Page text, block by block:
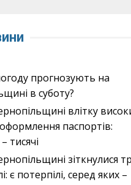
прогнозують на
в суботу?
влітку
паспортів:
тисячі
зіткнулися
є потерпілі, серед яких –